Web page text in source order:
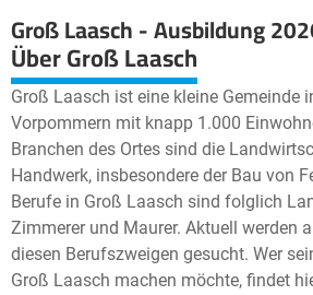
Groß Laasch - Ausbildung
+
−
Leaflet|
Über Groß Laasch
Groß Laasch ist eine kleine Gemeinde
Vorpommern mit knapp 1.000
Branchen des Ortes sind die
Handwerk, insbesondere der Bau von
Berufe in Groß Laasch sind folglich
Zimmerer und Maurer. Aktuell werden
diesen Berufszweigen gesucht. Wer
Groß Laasch machen möchte, findet